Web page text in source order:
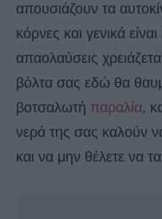
απουσιάζουν τα
κόρνες και γενικά
απαολαύσεις
βόλτα σας εδώ θα
βοτσαλωτή παραλία,
νερά της σας καλούν
και να μην θέλετε να